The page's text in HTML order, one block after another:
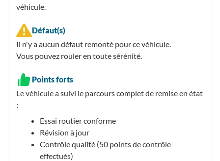
véhicule.
Défaut(s)
Il n'y a aucun défaut remonté pour ce véhicule.
Vous pouvez rouler en toute sérénité.
Points forts
Le véhicule a suivi le parcours complet de remise en état
:
Essai routier conforme
Révision à jour
Contrôle qualité (50 points de contrôle
effectués)